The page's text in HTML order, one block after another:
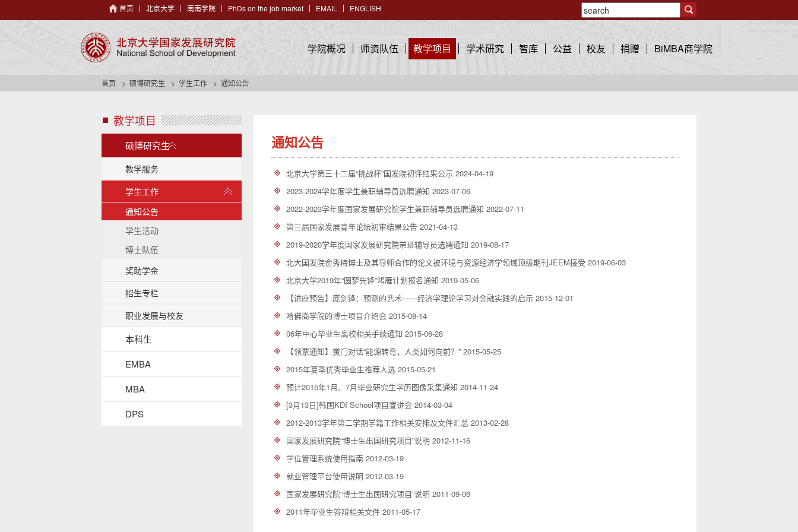
首页 北京大学 南南学院 PhDs on the job market EMAIL ENGLISH
学院概况 师资队伍 教学项目 学术研究 智库 公益 校友 捐赠 BiMBA商学院
首页 硕博研究生 学生工作 通知公告
教学项目 s
i
d
e
a
h
k
g
硕博研究生
开
收
教学服务
学生工作
展
收
通知公告
学生活动
博士队伍
奖助学金
招生专栏
职业发展与校友
本科生
EMBA
MBA
DPS
通知公告
北京大学第三十二届“挑战杯”国发院初评结果公示 2024-04-19
2023-2024学年度学生兼职辅导员选聘通知 2023-07-06
2022-2023学年度国家发展研究院学生兼职辅导员选聘通知 2022-07-11
第三届国家发展青年论坛初审结果公告 2021-04-13
2019-2020学年度国家发展研究院带班辅导员选聘通知 2019-08-17
北大国发院俞秀梅博士及其导师合作的论文被环境与资源经济学领域顶级期刊JEEM接受 2019-06-03
北京大学2019年“圆梦先锋”鸿雁计划报名通知 2019-05-06
【讲座预告】庞剑锋：预测的艺术——经济学理论学习对金融实践的启示 2015-12-01
哈佛商学院的博士项目介绍会 2015-08-14
06年中心毕业生离校相关手续通知 2015-06-28
【领票通知】黉门对话“能源转弯，人类如何向前？” 2015-05-25
2015年夏季优秀毕业生推荐人选 2015-05-21
预计2015年1月、7月毕业研究生学历图像采集通知 2014-11-24
[3月13日]韩国KDI School项目宣讲会 2014-03-04
2012-2013学年第二学期学籍工作相关安排及文件汇总 2013-02-28
国家发展研究院“博士生出国研究项目”说明 2012-11-16
学位管理系统使用指南 2012-03-19
就业管理平台使用说明 2012-03-19
国家发展研究院“博士生出国研究项目”说明 2011-09-06
2011年毕业生答辩相关文件 2011-05-17